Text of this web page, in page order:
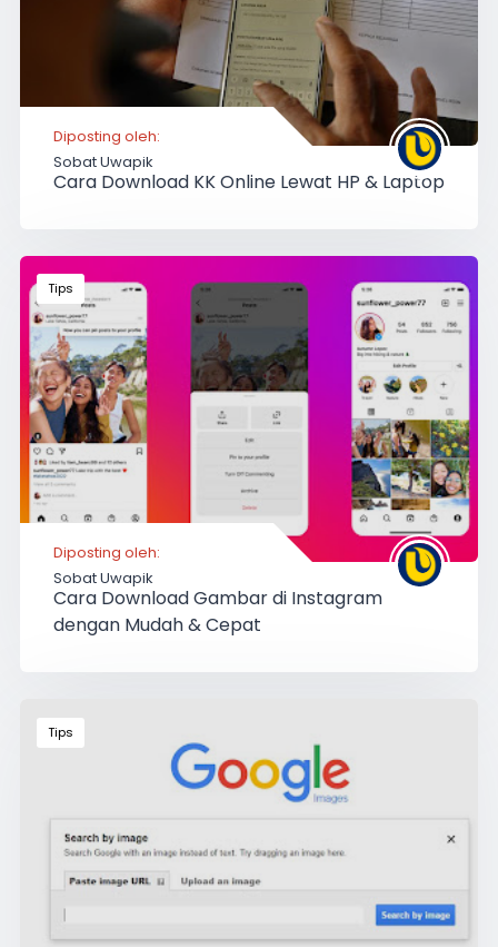
Diposting oleh:
Sobat Uwapik
Cara Download KK Online Lewat HP & Laptop
Tips
Diposting oleh:
Sobat Uwapik
Cara Download Gambar di Instagram
dengan Mudah & Cepat
Tips